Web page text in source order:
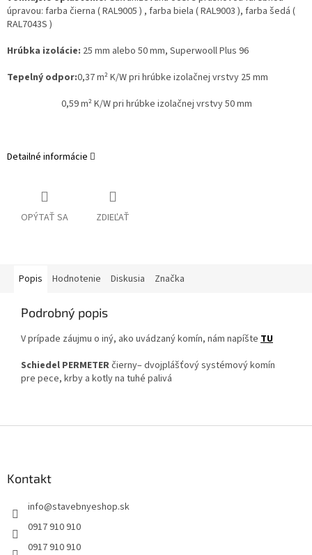
úpravou: farba čierna ( RAL9005 ) , farba biela ( RAL9003 ), farba šedá (
RAL7043S )
Hrúbka izolácie: 25 mm alebo 50 mm, Superwooll Plus 96
Tepelný odpor:0,37 m² K/W pri hrúbke izolačnej vrstvy 25 mm
0,59 m² K/W pri hrúbke izolačnej vrstvy 50 mm
Detailné informácie
OPÝTAŤ SA ZDIEĽAŤ
Popis Hodnotenie Diskusia Značka
Podrobný popis
V prípade záujmu o iný, ako uvádzaný komín, nám napíšte TU
Schiedel PERMETERčierny– dvojplášťový systémový komín
pre pece, krby a kotly na tuhé palivá
Kontakt
info@stavebnyeshop.sk
0917 910 910
0917 910 910